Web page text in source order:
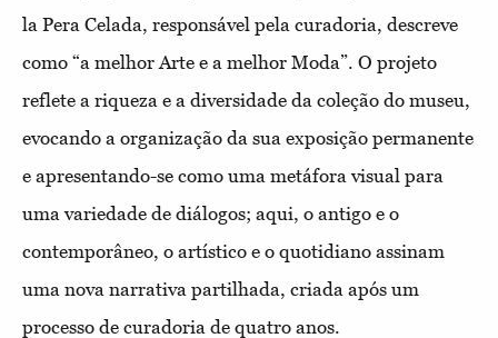
la Pera Celada, responsável pela curadoria, descreve
como “a melhor Arte e a melhor Moda”. O projeto
reflete a riqueza e a diversidade da coleção do museu,
evocando a organização da sua exposição permanente
e apresentando-se como uma metáfora visual para
uma variedade de diálogos; aqui, o antigo e o
contemporâneo, o artístico e o quotidiano assinam
uma nova narrativa partilhada, criada após um
processo de curadoria de quatro anos.